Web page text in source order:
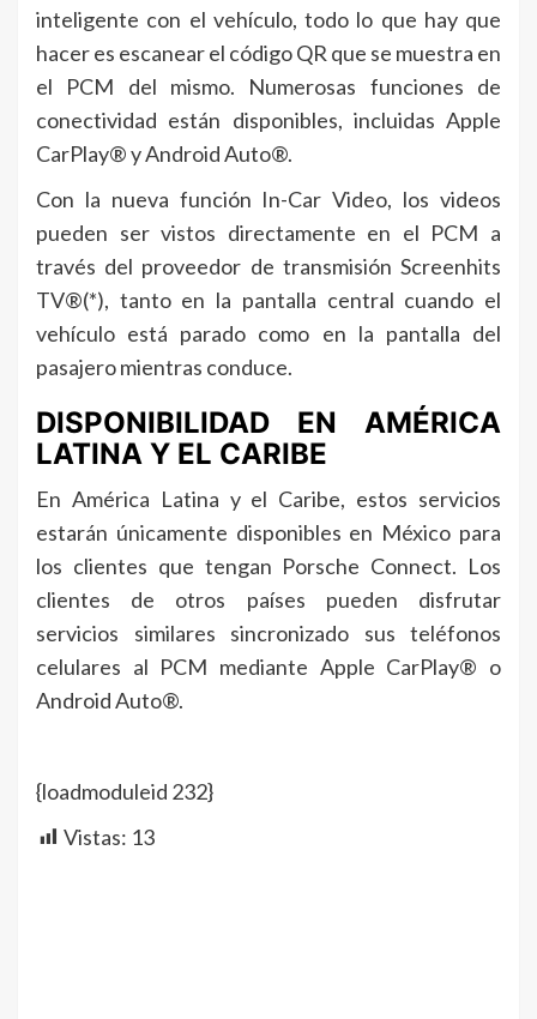
inteligente con el vehículo, todo lo que hay que
hacer es escanear el código QR que se muestra en
el PCM del mismo. Numerosas funciones de
conectividad están disponibles, incluidas Apple
CarPlay® y Android Auto®.
Con la nueva función In-Car Video, los videos
pueden ser vistos directamente en el PCM a
través del proveedor de transmisión Screenhits
TV®(*), tanto en la pantalla central cuando el
vehículo está parado como en la pantalla del
pasajero mientras conduce.
DISPONIBILIDAD EN AMÉRICA
LATINA Y EL CARIBE
En América Latina y el Caribe, estos servicios
estarán únicamente disponibles en México para
los clientes que tengan Porsche Connect. Los
clientes de otros países pueden disfrutar
servicios similares sincronizado sus teléfonos
celulares al PCM mediante Apple CarPlay® o
Android Auto®.
{loadmoduleid 232}
Vistas: 13